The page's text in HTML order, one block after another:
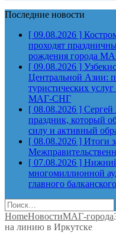
Последние новости
[ 09.08.2026 ]
проходят
рождения города
[ 09.08.2026 ]
Центральной Азии:
туристических
МАГ-СНГ
[ 08.08.2026 ] Сергей
праздник, который
силу и активный
[ 08.08.2026 ] Итоги
[ 07.08.2026 ]
многомиллионной
главного
Найти:
HomeНовостиМАГ-города
на линию в Иркутске